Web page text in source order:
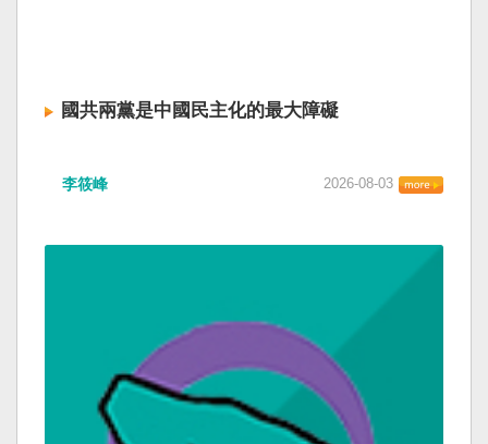
國共兩黨是中國民主化的最大障礙
李筱峰 2026-08-03